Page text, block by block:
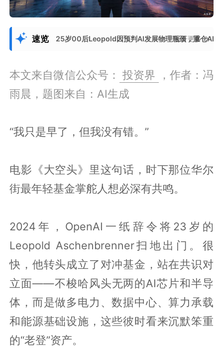
速览 25岁00后Leopold因预判AI发展物理瓶颈，重仓AI基
展开更多
本文来自微信公众号： 投资界
，作者：冯
雨晨，题图来自：AI生成
“我只是早了，但我没有错。”
电影《大空头》里这句话，时下那位华尔
街最年轻基金掌舵人想必深有共鸣。
2024年，OpenAI一纸辞令将23岁的
Leopold Aschenbrenner扫地出门。很
快，他转头成立了对冲基金，站在共识对
立面——不梭哈风头无两的AI芯片和半导
体，而是做多电力、数据中心、算力承载
和能源基础设施，这些彼时看来沉默笨重
的“老登”资产。